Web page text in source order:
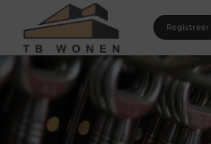
Registreer